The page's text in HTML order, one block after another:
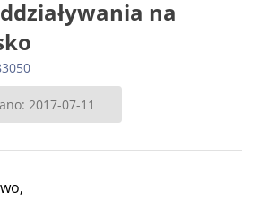
na
2017-07-11